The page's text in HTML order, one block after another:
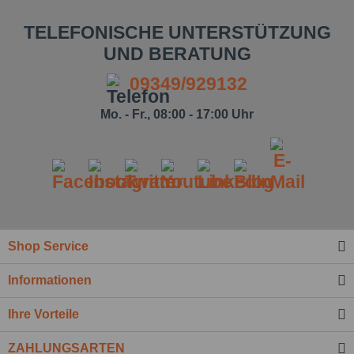
genommen.*
Felder mit * sind Pflichtfelder.
Nachricht senden
TELEFONISCHE UNTERSTÜTZUNG
UND BERATUNG
09349/929132
Mo. - Fr., 08:00 - 17:00 Uhr
Shop Service
Informationen
Ihre Vorteile
ZAHLUNGSARTEN